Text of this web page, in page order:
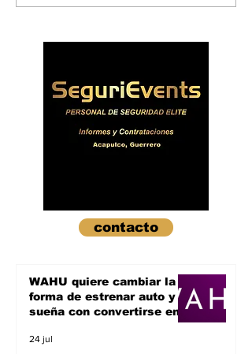
contacto
WAHU quiere cambiar la
forma de estrenar auto y
sueña con convertirse en
24 jul